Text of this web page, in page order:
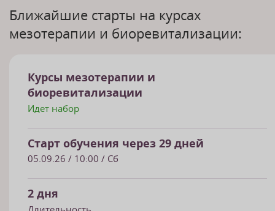
Ближайшие старты на курсах
мезотерапии и биоревитализации:
Курсы мезотерапии и
биоревитализации
Идет набор
Старт обучения через 29 дней
05.09.26 / 10:00 / Сб
2 дня